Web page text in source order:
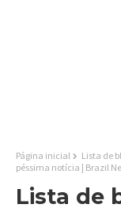
Página inicial
Lista de
péssima notícia | Brazil
Lista de